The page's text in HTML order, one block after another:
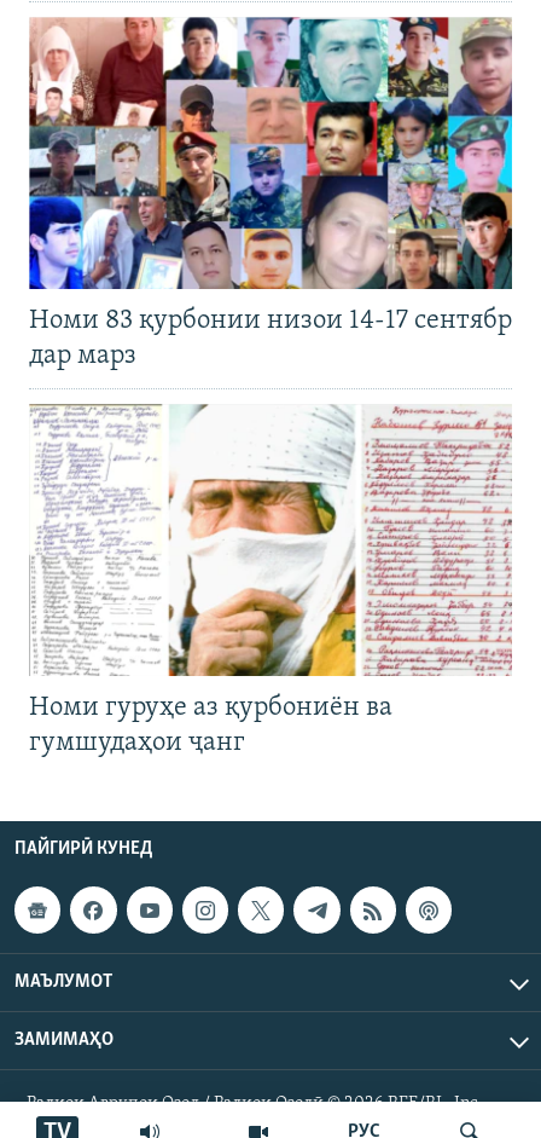
РУС
TV
Номи 83 қурбонии низои 14-17 сентябр
дар марз
Номи гуруҳе аз қурбониён ва
гумшудаҳои ҷанг
ПАЙГИРӢ КУНЕД
МАЪЛУМОТ
ЗАМИМАҲО
Радиои Аврупои Озод / Радиои Озодӣ © 2026 RFE/RL. Inc.
Ҳамаи ҳуқуқ маҳфуз аст.